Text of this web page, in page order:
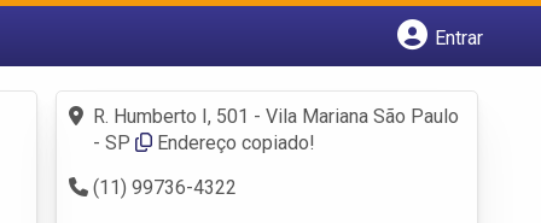
Entrar
Fazer login
Criar conta
R. Humberto I, 501 - Vila Mariana São Paulo
- SP
Endereço copiado!
(11) 99736-4322